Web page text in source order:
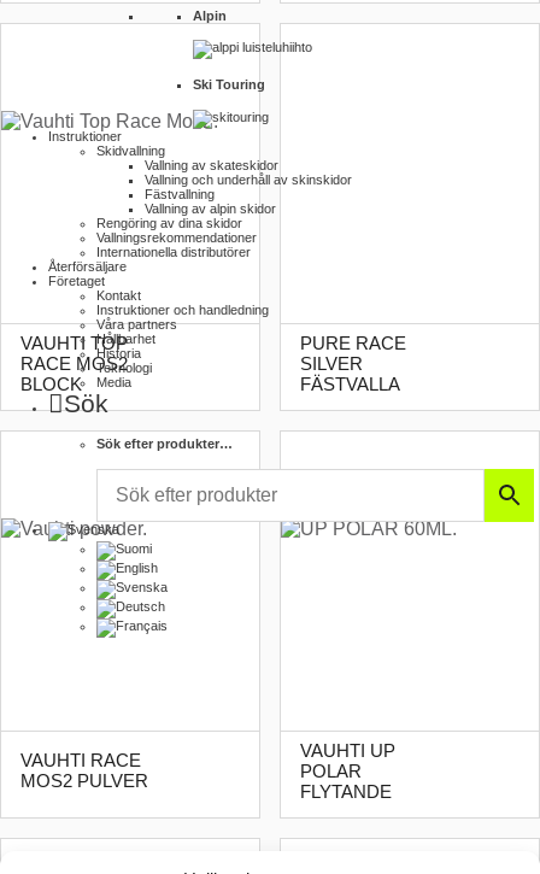
Alpin
Ski Touring
Instruktioner
Skidvallning
Vallning av skateskidor
Vallning och underhåll av skinskidor
Fästvallning
Vallning av alpin skidor
Rengöring av dina skidor
Vallnings­rekommendationer
Internationella distributörer
Återförsäljare
Företaget
Kontakt
Instruktioner och handledning
Våra partners
Hållbarhet
Historia
Teknologi
Media
Sök
Sök efter produkter…
VAUHTI TOP
RACE MOS2
BLOCK
PURE RACE
SILVER
FÄSTVALLA
VAUHTI RACE
MOS2 PULVER
VAUHTI UP
POLAR
FLYTANDE